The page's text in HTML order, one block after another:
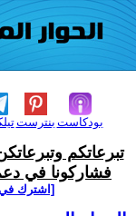
بنترست بودكاست
تبرعاتكم
فشاركونا في
[اشترك في